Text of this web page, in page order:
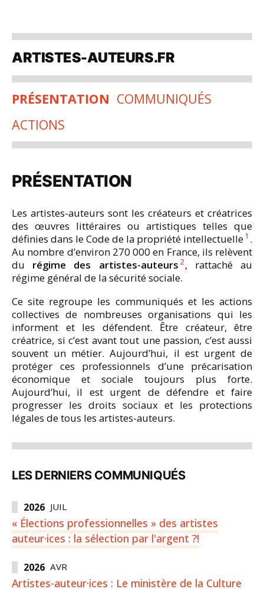
Aller
contenu
ARTISTES-AUTEURS.FR
PRÉSENTATION COMMUNIQUÉS
ACTIONS
PRÉSENTATION
Les artistes-auteurs sont les créateurs et créatrices
des œuvres littéraires ou artistiques telles que
définies dans le Code de la propriété intellectuelle1 .
Au nombre d’environ 270 000 en France, ils relèvent
du régime des artistes-auteurs 2, rattaché au
régime général de la sécurité sociale.
Ce site regroupe les communiqués et les actions
collectives de nombreuses organisations qui les
informent et les défendent. Être créateur, être
créatrice, si c’est avant tout une passion, c’est aussi
souvent un métier. Aujourd’hui, il est urgent de
protéger ces professionnels d’une précarisation
économique et sociale toujours plus forte.
Aujourd’hui, il est urgent de défendre et faire
progresser les droits sociaux et les protections
légales de tous les artistes-auteurs.
LES DERNIERS COMMUNIQUÉS
JUIL
2026
« Élections professionnelles » des artistes
auteur·ices : la sélection par l'argent ?!
AVR
2026
Artistes-auteur·ices : Le ministère de la Culture